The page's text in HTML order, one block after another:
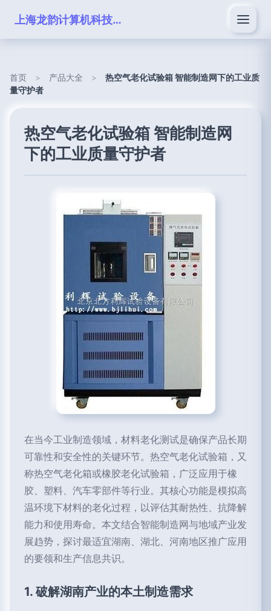
上海龙韵计算机科技有限公司
首页 > 产品大全 >
热空气老化试验箱 智能制造网下的工业质
量守护者
热空气老化试验箱 智能制造网
下的工业质量守护者
在当今工业制造领域，材料老化测试是确保产品长期
可靠性和安全性的关键环节。热空气老化试验箱，又
称热空气老化箱或橡胶老化试验箱，广泛应用于橡
胶、塑料、汽车零部件等行业。其核心功能是模拟高
温环境下材料的老化过程，以评估其耐热性、抗降解
能力和使用寿命。本文结合智能制造网与地域产业发
展趋势，探讨最适宜湖南、湖北、河南地区推广应用
的要领和生产信息共识。
1. 破解湖南产业的本土制造需求